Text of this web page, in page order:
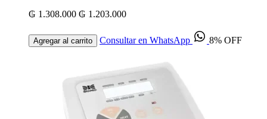
₲ 1.308.000 ₲ 1.203.000
Agregar al carrito Consultar en WhatsApp 8% OFF